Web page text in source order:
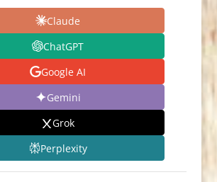
Claude
ChatGPT
Google AI
Gemini
Grok
Perplexity